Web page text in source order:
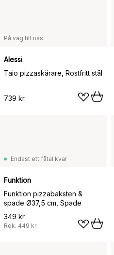
På väg till oss
Alessi
Taio pizzaskärare, Rostfritt stål
739 kr
Endast ett fåtal kvar
Funktion
Funktion pizzabaksten &
spade Ø37,5 cm, Spade
349 kr
Rek. 449 kr